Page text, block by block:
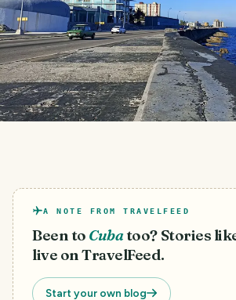
A NOTE FROM TRAVELFEED
Been to Cubatoo? Stories
live on TravelFeed.
Start your own blog